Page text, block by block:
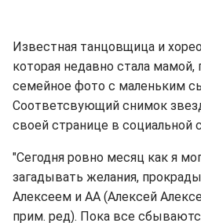
Известная танцовщица и
которая недавно стала мамой,
семейное фото с маленьким
Соответсвующий снимок
своей странице в социальной
"Сегодня ровно месяц как я
загадывать желания,
Алексеем и АА (Алексей
прим. ред). Пока все